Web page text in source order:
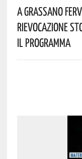
A Grassano
Rievocazione
Il Programma